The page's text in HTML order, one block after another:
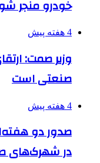
خودرو منجر
4 هفته پیش
وزیر صمت:
صنعتی است
4 هفته پیش
صدور دو
در شهرک‌های